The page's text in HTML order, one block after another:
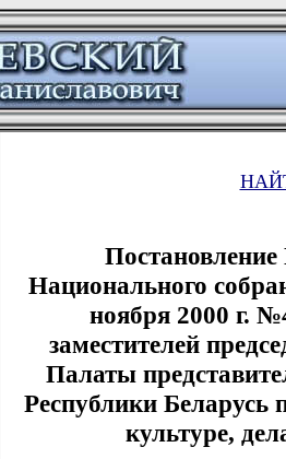
Национального
ноября 2000 г.
заместителей
Палаты
Республики Беларусь
культуре,